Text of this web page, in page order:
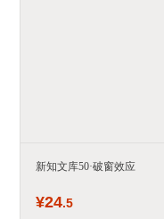
新知文库50·破窗效应
¥24.5